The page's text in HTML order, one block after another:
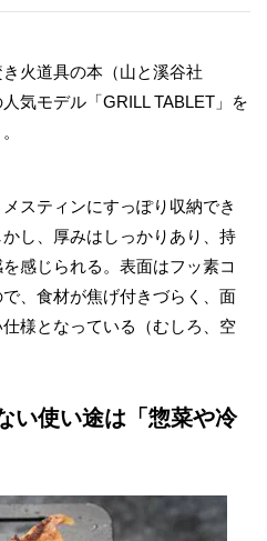
火道具の本（山と溪谷社
気モデル「GRILL TABLET」を
スティンにすっぽり収納でき
し、厚みはしっかりあり、持
感じられる。表面はフッ素コ
、食材が焦げ付きづらく、面
様となっている（むしろ、空
い使い途は「惣菜や冷